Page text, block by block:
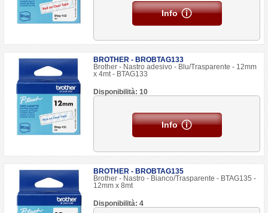
Info
BROTHER - BROBTAG133
Brother - Nastro adesivo - Blu/Trasparente - 12mm
x 4mt - BTAG133
Disponibilità: 10
Info
BROTHER - BROBTAG135
Brother - Nastro - Bianco/Trasparente - BTAG135 -
12mm x 8mt
Disponibilità: 4